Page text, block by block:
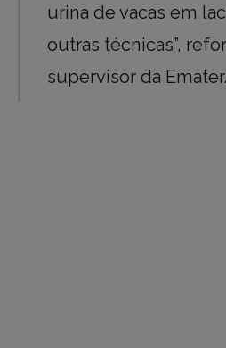
urina de vacas em
outras técnicas”,
supervisor da Emater.